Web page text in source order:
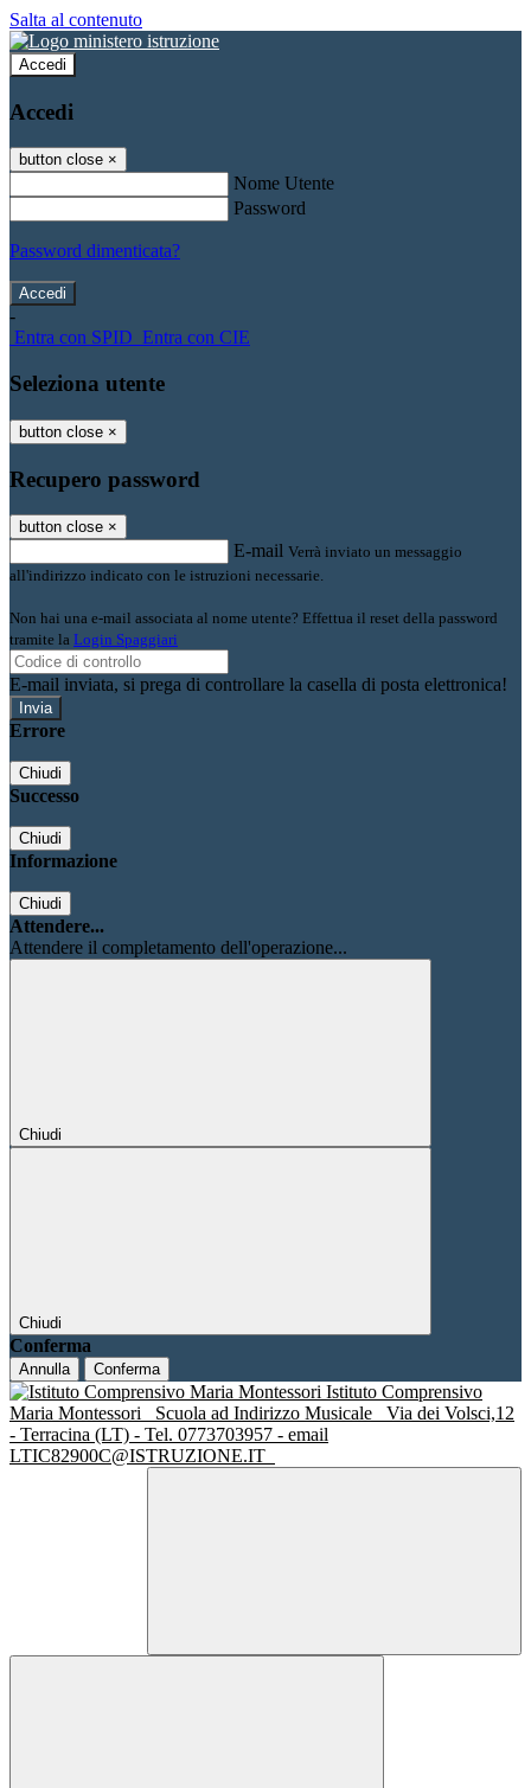
Salta al contenuto
Accedi
Accedi
button close ×
Nome Utente
Password
Password dimenticata?
-
Entra con SPID Entra con CIE
Seleziona utente
button close ×
Recupero password
button close ×
E-mail Verrà inviato un messaggio
all'indirizzo indicato con le istruzioni necessarie.
Non hai una e-mail associata al nome utente? Effettua il reset della password
tramite la Login Spaggiari
E-mail inviata, si prega di controllare la casella di posta elettronica!
Errore
Chiudi
Successo
Chiudi
Informazione
Chiudi
Attendere...
Attendere il completamento dell'operazione...
Chiudi
Chiudi
Conferma
Annulla Conferma
Istituto Comprensivo
Maria Montessori
Scuola ad Indirizzo Musicale
Via dei Volsci,12
- Terracina (LT) - Tel. 0773703957 - email
LTIC82900C@ISTRUZIONE.IT